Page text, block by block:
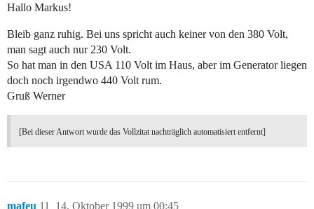
Hallo Markus!
Bleib ganz ruhig. Bei uns spricht auch keiner von den 380 Volt,
man sagt auch nur 230 Volt.
So hat man in den USA 110 Volt im Haus, aber im Generator liegen
doch noch irgendwo 440 Volt rum.
Gruß Werner
[Bei dieser Antwort wurde das Vollzitat nachträglich automatisiert entfernt]
mafeu 14. Oktober 1999 um 00:45
11